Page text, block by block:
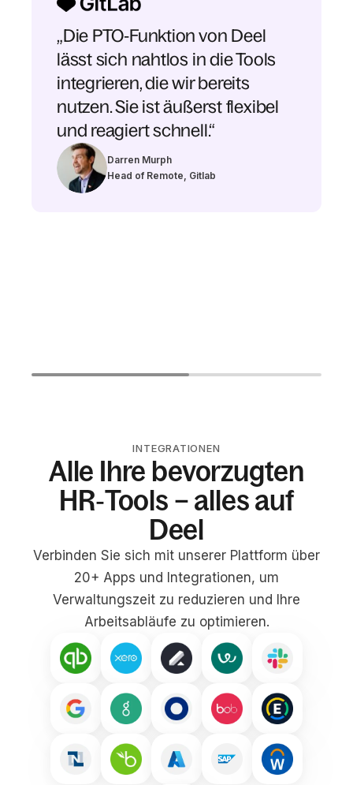
„Die PTO‑Funktion von Deel
lässt sich nahtlos in die Tools
integrieren, die wir bereits
nutzen. Sie ist äußerst flexibel
und reagiert schnell.“
Darren Murph
Head of Remote, Gitlab
INTEGRATIONEN
Alle Ihre bevorzugten
HR‑Tools – alles auf
Deel
Verbinden Sie sich mit unserer Plattform über
20+ Apps und Integrationen, um
Verwaltungszeit zu reduzieren und Ihre
Arbeitsabläufe zu optimieren.